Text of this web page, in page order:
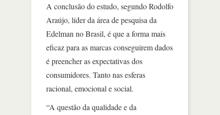
A conclusão do estudo, segundo Rodolfo
Araújo, líder da área de pesquisa da
Edelman no Brasil, é que a forma mais
eficaz para as marcas conseguirem dados
é preencher as expectativas dos
consumidores. Tanto nas esferas
racional, emocional e social.
“A questão da qualidade e da